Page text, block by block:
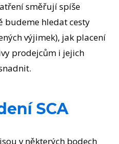
směřují spíše
budeme hledat cesty
výjimek), jak placení
prodejcům i jejich
SCA
v některých bodech